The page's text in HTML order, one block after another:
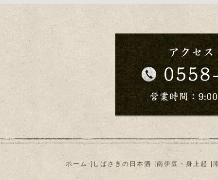
ホーム | しばさきの日本酒 南伊豆・身上起